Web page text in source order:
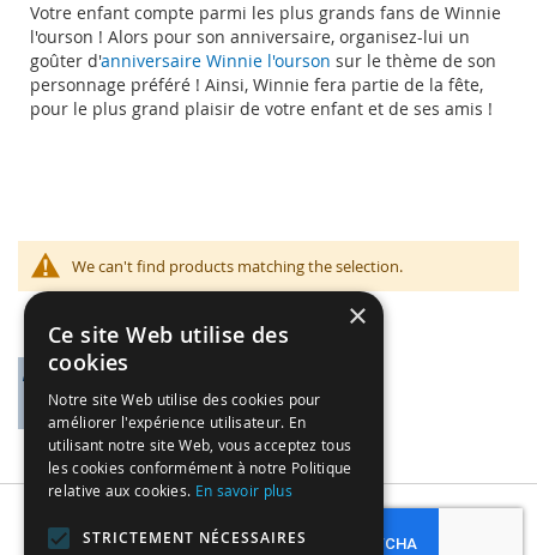
Votre enfant compte parmi les plus grands fans de Winnie
l'ourson ! Alors pour son anniversaire, organisez-lui un
goûter d'anniversaire Winnie l'ourson sur le thème de son
personnage préféré ! Ainsi, Winnie fera partie de la fête,
pour le plus grand plaisir de votre enfant et de ses amis !
We can't find products matching the selection.
Subscribe
×
Ce site Web utilise des
cookies
Notre site Web utilise des cookies pour
améliorer l'expérience utilisateur. En
utilisant notre site Web, vous acceptez tous
les cookies conformément à notre Politique
relative aux cookies. En savoir plus
STRICTEMENT NÉCESSAIRES